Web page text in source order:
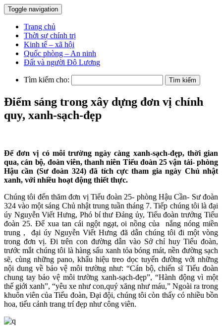
Toggle navigation
Trang chủ
Thời sự chính trị
Kinh tế – xã hội
Quốc phòng – An ninh
Đất và người Đô Lương
Tìm kiếm cho:
Điểm sáng trong xây dựng đơn vị chính
quy, xanh-sạch-đẹp
Để đơn vị có môi trường ngày càng xanh-sạch-đẹp, thời gian
qua, cán bộ, đoàn viên, thanh niên Tiểu đoàn 25 vận tải- phòng
Hậu cần (Sư đoàn 324)đã tích cực tham gia ngày Chủ nhật
xanh, với nhiều hoạt động thiết thực.
Chúng tôi đến thăm đơn vị Tiểu đoàn 25- phòng Hậu Cần- Sư đoàn
324 vào một sáng Chủ nhật trung tuần tháng 7. Tiếp chúng tôi là đại
úy Nguyễn Viết Hưng, Phó bí thư Đảng ủy, Tiểu đoàn trưởng Tiểu
đoàn 25. Để xua tan cái ngột ngạt, oi nồng của nắng nóng miền
trung , đại úy Nguyễn Viết Hưng đã dẫn chúng tôi đi một vòng
trong đơn vị. Đi trên con đường dẫn vào Sở chỉ huy Tiểu đoàn,
trước mắt chúng tôi là hàng sấu xanh tỏa bóng mát, nền đường sạch
sẽ, cùng những pano, khẩu hiệu treo dọc tuyến đường với những
nội dung về bảo vệ môi trường như: “Cán bộ, chiến sĩ Tiểu đoàn
chung tay bảo vệ môi trường xanh-sạch-đẹp”, “Hành động vì một
thế giới xanh”, “yêu xe như con,quý xăng như máu,” Ngoài ra trong
khuôn viên của Tiểu đoàn, Đại đội, chúng tôi còn thấy có nhiều bồn
hoa, tiểu cảnh trang trí đẹp như công viên.